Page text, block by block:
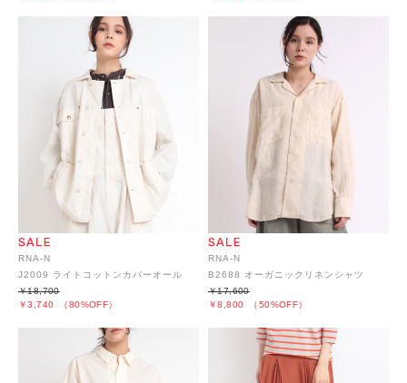
RNA-N
J2009 ライトコットンカバーオール
￥3,740 （80%OFF）
￥18,700
RNA-N
B2688 オーガニックリネンシャツ
￥8,800 （50%OFF）
￥17,600